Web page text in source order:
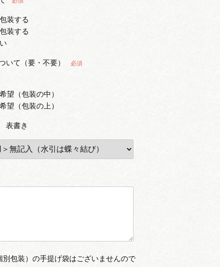
装する
装する
いて（要・不要） 必須
望（包装の中）
望（包装の上）
表書き
別包装）の手提げ袋はございませんので